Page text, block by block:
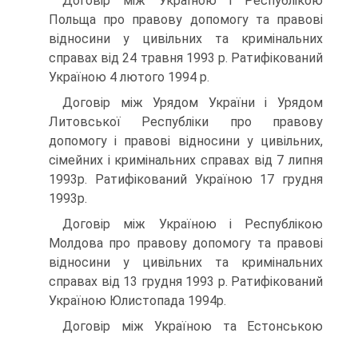
Польща про правову допомогу та правові
відносини у цивільних та кримінальних
справах від 24 травня 1993 р. Ратифікований
Україною 4 лютого 1994 р.
Договір між Урядом України і Урядом
Литовської Республіки про правову
допомогу і правові відносини у цивільних,
сімейних і кримінальних справах від 7 липня
1993р. Ратифікований Україною 17 грудня
1993р.
Договір між Україною і Республікою
Молдова про правову допомогу та правові
відносини у цивільних та кримінальних
справах від 13 грудня 1993 р. Ратифікований
Україною Юлистопада 1994р.
Договір між Україною та Естонською